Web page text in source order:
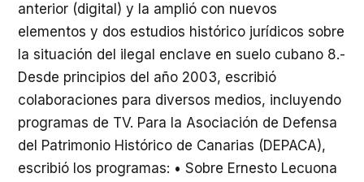
anterior (digital) y la amplió con nuevos
elementos y dos estudios histórico jurídicos sobre
la situación del ilegal enclave en suelo cubano 8.-
Desde principios del año 2003, escribió
colaboraciones para diversos medios, incluyendo
programas de TV. Para la Asociación de Defensa
del Patrimonio Histórico de Canarias (DEPACA),
escribió los programas: • Sobre Ernesto Lecuona